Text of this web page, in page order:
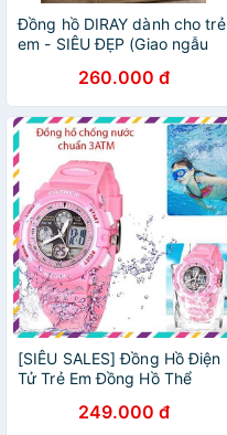
Đồng hồ DIRAY dành cho trẻ
em - SIÊU ĐẸP (Giao ngẫu
260.000 đ
[SIÊU SALES] Đồng Hồ Điện
Tử Trẻ Em Đồng Hồ Thể
249.000 đ